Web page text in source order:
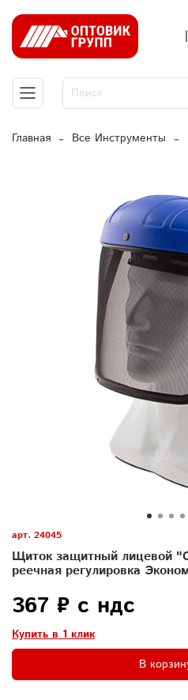
Главная Все Инструменты
арт. 24045
Щиток защитный лицевой
реечная регулировка
367 ₽ с ндс
Купить в 1 клик
В